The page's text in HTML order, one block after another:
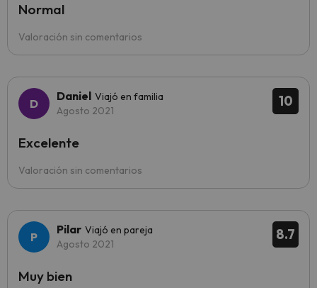
Valoración sin comentarios
Normal
10
Daniel Viajó en familia
Agosto 2021
Valoración sin comentarios
Excelente
8.7
Pilar Viajó en pareja
Agosto 2021
Muy bien